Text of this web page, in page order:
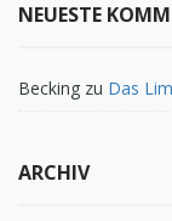
NEUESTE
Becking zu Das
ARCHIV